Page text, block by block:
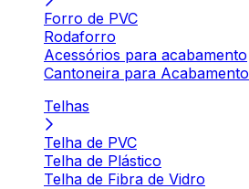
Forro de PVC
Rodaforro
Acessórios para acabamento
Cantoneira para Acabamento
Telhas
Telha de PVC
Telha de Plástico
Telha de Fibra de Vidro